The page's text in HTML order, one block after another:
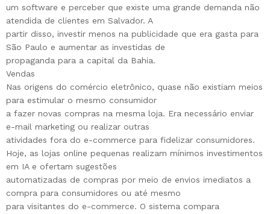
um software e perceber que existe uma grande demanda não
atendida de clientes em Salvador. A
partir disso, investir menos na publicidade que era gasta para
São Paulo e aumentar as investidas de
propaganda para a capital da Bahia.
Vendas
Nas origens do comércio eletrônico, quase não existiam meios
para estimular o mesmo consumidor
a fazer novas compras na mesma loja. Era necessário enviar
e-mail marketing ou realizar outras
atividades fora do e-commerce para fidelizar consumidores.
Hoje, as lojas online pequenas realizam mínimos investimentos
em IA e ofertam sugestões
automatizadas de compras por meio de envios imediatos a
compra para consumidores ou até mesmo
para visitantes do e-commerce. O sistema compara